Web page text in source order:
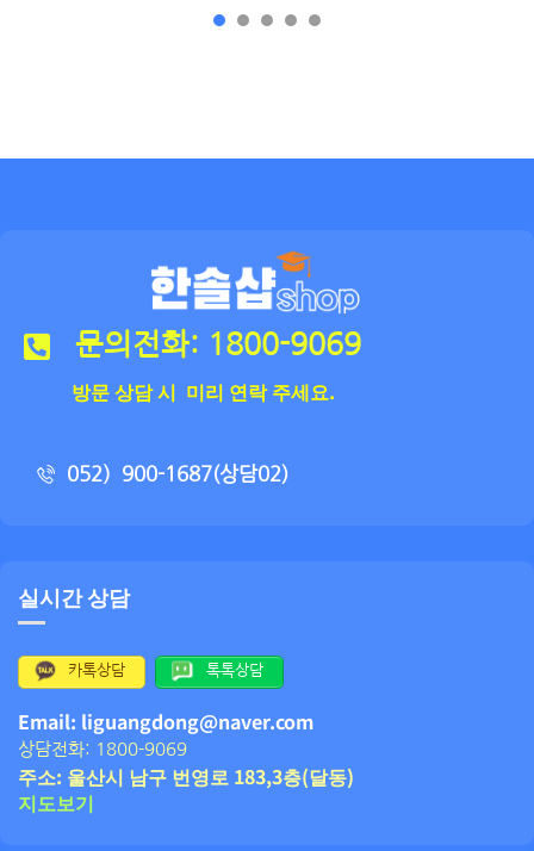
문의전화: 1800-9069
방문 상담 시 미리 연락 주세요.
052）900-1687(상담02)
실시간 상담
카톡상담 톡톡상담
Email: liguangdong@naver.com
상담전화: 1800-9069
주소: 울산시 남구 번영로 183,3층(달동)
지도보기